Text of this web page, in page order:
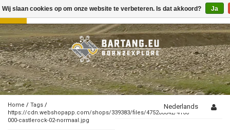
Toggle
navigation
Home / Tags /
https://cdn.webshopapp.com/shops/339383/files/475208842/4160-
000-castlerock-02-normaal.jpg
Nederlands
Wij slaan cookies op om onze website te verbeteren. Is dat akkoord? Ja